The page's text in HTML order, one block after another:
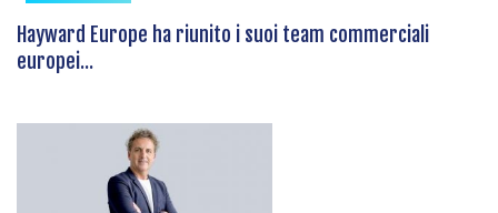
Hayward Europe ha riunito i suoi team commerciali
europei...